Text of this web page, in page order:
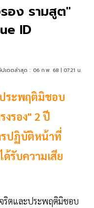
อง รามสูต"
ID
เดตล่าสุด : 06 ก.พ. 68 | 07:21 น.
ระพฤติมิชอบ
รอง" 2 ปี
รปฏิบัติหน้าที่
รับความเสีย
ตและประพฤติมิชอบ